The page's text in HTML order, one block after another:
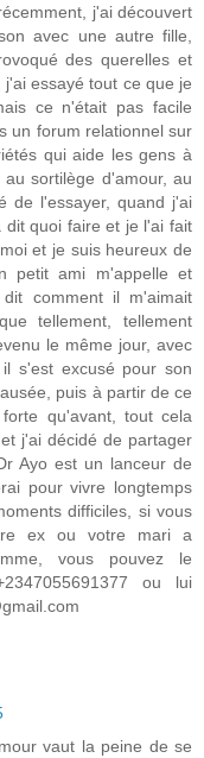
j'ai découvert
avec une autre fille,
des querelles et
essayé tout ce que je
ce n'était pas facile
un forum relationnel sur
qui aide les gens à
sortilège d'amour, au
de l'essayer, quand j'ai
quoi faire et je l'ai fait
et je suis heureux de
petit ami m'appelle et
comment il m'aimait
tellement, tellement
le même jour, avec
s'est excusé pour son
puis à partir de ce
qu'avant, tout cela
j'ai décidé de partager
Ayo est un lanceur de
pour vivre longtemps
difficiles, si vous
ex ou votre mari a
vous pouvez le
ou lui
vaut la peine de se